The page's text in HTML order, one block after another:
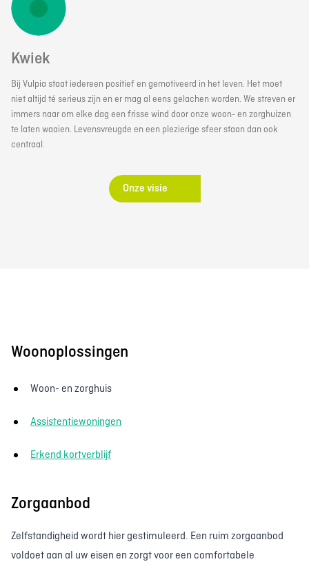
Kwiek
Bij Vulpia staat iedereen positief en gemotiveerd in het leven. Het moet
niet altijd té serieus zijn en er mag al eens gelachen worden. We streven er
immers naar om elke dag een frisse wind door onze woon- en zorghuizen
te laten waaien. Levensvreugde en een plezierige sfeer staan dan ook
centraal.
Onze visie
Woonoplossingen
Woon- en zorghuis
Assistentiewoningen
Erkend kortverblijf
Zorgaanbod
Zelfstandigheid wordt hier gestimuleerd. Een ruim zorgaanbod
voldoet aan al uw eisen en zorgt voor een comfortabele